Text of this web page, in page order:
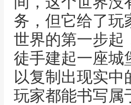
务，但它给了玩
世界的第一步起
徒手建起一座城
以复制出现实
玩家都能书写属